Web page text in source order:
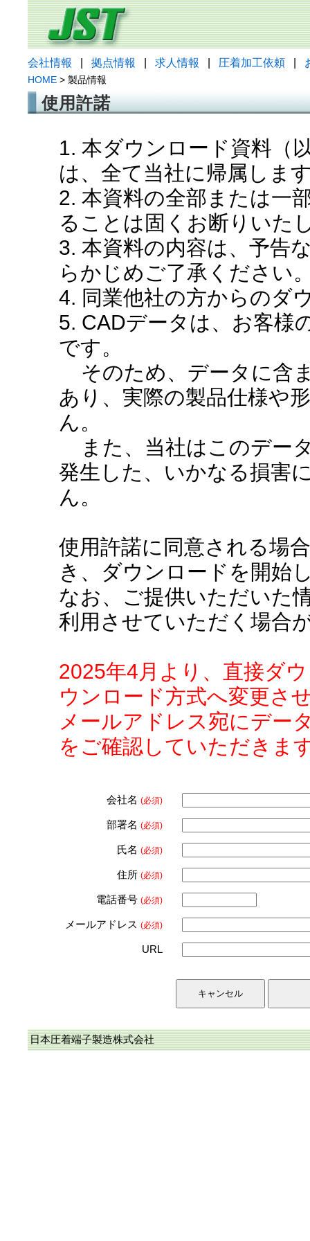
会社情報 拠点情報 求人情報 圧着加工依頼
HOME > 製品情報
使用許諾
1. 本ダウンロード資料（
は、全て当社に帰属しま
2. 本資料の全部または一
ることは固くお断りいた
3. 本資料の内容は、予告
らかじめご了承ください
4. 同業他社の方からのダ
5. CADデータは、お客様
です。
そのため、データに含
あり、実際の製品仕様や
ん。
また、当社はこのデー
発生した、いかなる損害
ん。
使用許諾に同意される場
き、ダウンロードを開始
なお、ご提供いただいた
利用させていただく場合
2025年4月より、直接ダ
ウンロード方式へ変更さ
メールアドレス宛にデー
をご確認していただきま
会社名 (必須)
部署名 (必須)
氏名 (必須)
住所 (必須)
電話番号 (必須)
メールアドレス (必須)
URL
日本圧着端子製造株式会社